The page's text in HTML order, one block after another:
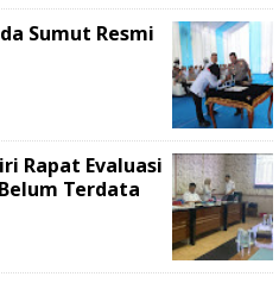
Sumut Resmi
Rapat Evaluasi
Terdata